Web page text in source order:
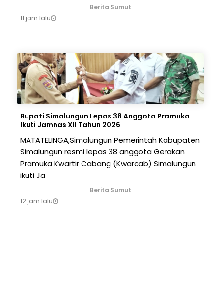
Berita Sumut
11 jam lalu
Bupati Simalungun Lepas 38 Anggota Pramuka
Ikuti Jamnas XII Tahun 2026
MATATELINGA,Simalungun Pemerintah Kabupaten
Simalungun resmi lepas 38 anggota Gerakan
Pramuka Kwartir Cabang (Kwarcab) Simalungun
ikuti Ja
Berita Sumut
12 jam lalu